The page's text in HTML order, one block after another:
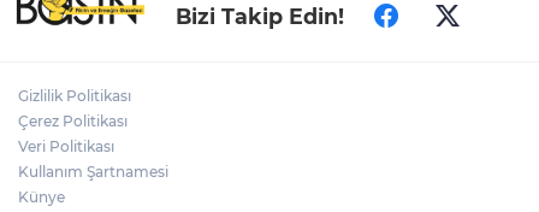
Özgür Özel ve Veli Ağbaba için fezleke
hazırlandı!
Bizi Takip Edin!
Gizlilik Politikası
Çerez Politikası
Veri Politikası
Kullanım Şartnamesi
Künye